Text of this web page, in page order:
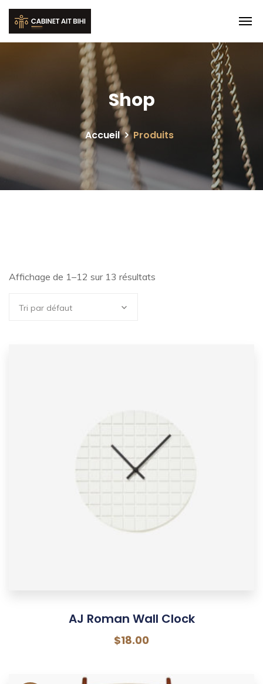
Shop
Accueil Produits
Affichage de 1–12 sur 13 résultats
Tri par défaut
AJ Roman Wall Clock
$18.00